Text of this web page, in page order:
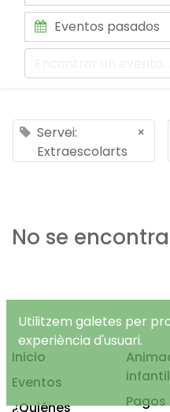
Eventos pasados
Servei:
Extraescolarts
×
No se
Inicio
Eventos
¿Quiénes
Pagos
Utilitzem galetes per
experiència d'usuari.